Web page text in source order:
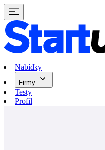
Nabídky
Firmy
Testy
Profil